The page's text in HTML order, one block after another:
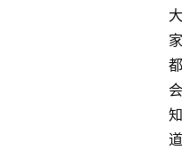
大
家
都
会
知
道